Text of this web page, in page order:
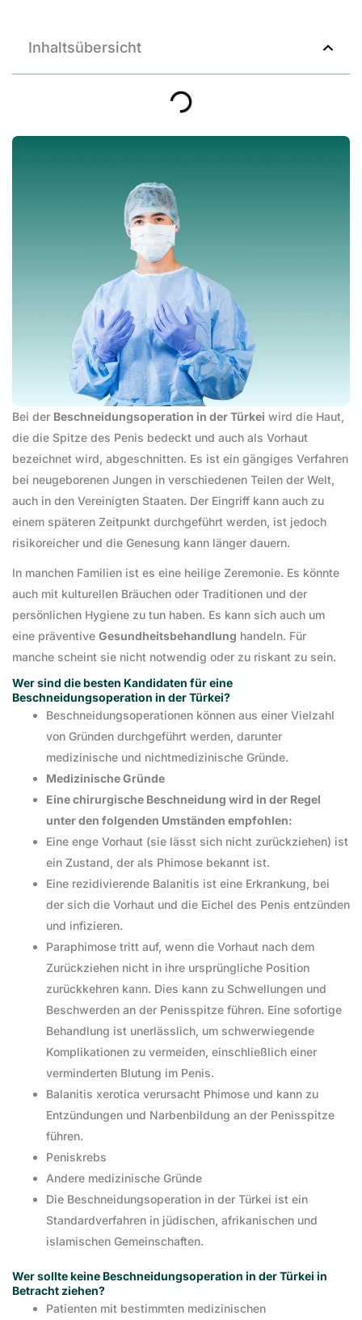
Inhaltsübersicht
Bei der Beschneidungsoperation in der Türkei wird die Haut,
die die Spitze des Penis bedeckt und auch als Vorhaut
bezeichnet wird, abgeschnitten. Es ist ein gängiges Verfahren
bei neugeborenen Jungen in verschiedenen Teilen der Welt,
auch in den Vereinigten Staaten. Der Eingriff kann auch zu
einem späteren Zeitpunkt durchgeführt werden, ist jedoch
risikoreicher und die Genesung kann länger dauern.
In manchen Familien ist es eine heilige Zeremonie. Es könnte
auch mit kulturellen Bräuchen oder Traditionen und der
persönlichen Hygiene zu tun haben. Es kann sich auch um
eine präventive Gesundheitsbehandlung handeln. Für
manche scheint sie nicht notwendig oder zu riskant zu sein.
Wer sind die besten Kandidaten für eine
Beschneidungsoperation in der Türkei?
Beschneidungsoperationen können aus einer Vielzahl
von Gründen durchgeführt werden, darunter
medizinische und nichtmedizinische Gründe.
Medizinische Gründe
Eine chirurgische Beschneidung wird in der Regel
unter den folgenden Umständen empfohlen:
Eine enge Vorhaut (sie lässt sich nicht zurückziehen) ist
ein Zustand, der als Phimose bekannt ist.
Eine rezidivierende Balanitis ist eine Erkrankung, bei
der sich die Vorhaut und die Eichel des Penis entzünden
und infizieren.
Paraphimose tritt auf, wenn die Vorhaut nach dem
Zurückziehen nicht in ihre ursprüngliche Position
zurückkehren kann. Dies kann zu Schwellungen und
Beschwerden an der Penisspitze führen. Eine sofortige
Behandlung ist unerlässlich, um schwerwiegende
Komplikationen zu vermeiden, einschließlich einer
verminderten Blutung im Penis.
Balanitis xerotica verursacht Phimose und kann zu
Entzündungen und Narbenbildung an der Penisspitze
führen.
Peniskrebs
Andere medizinische Gründe
Die Beschneidungsoperation in der Türkei ist ein
Standardverfahren in jüdischen, afrikanischen und
islamischen Gemeinschaften.
Wer sollte keine Beschneidungsoperation in der Türkei in
Betracht ziehen?
Patienten mit bestimmten medizinischen